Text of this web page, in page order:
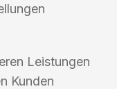
Leistungen
Kunden